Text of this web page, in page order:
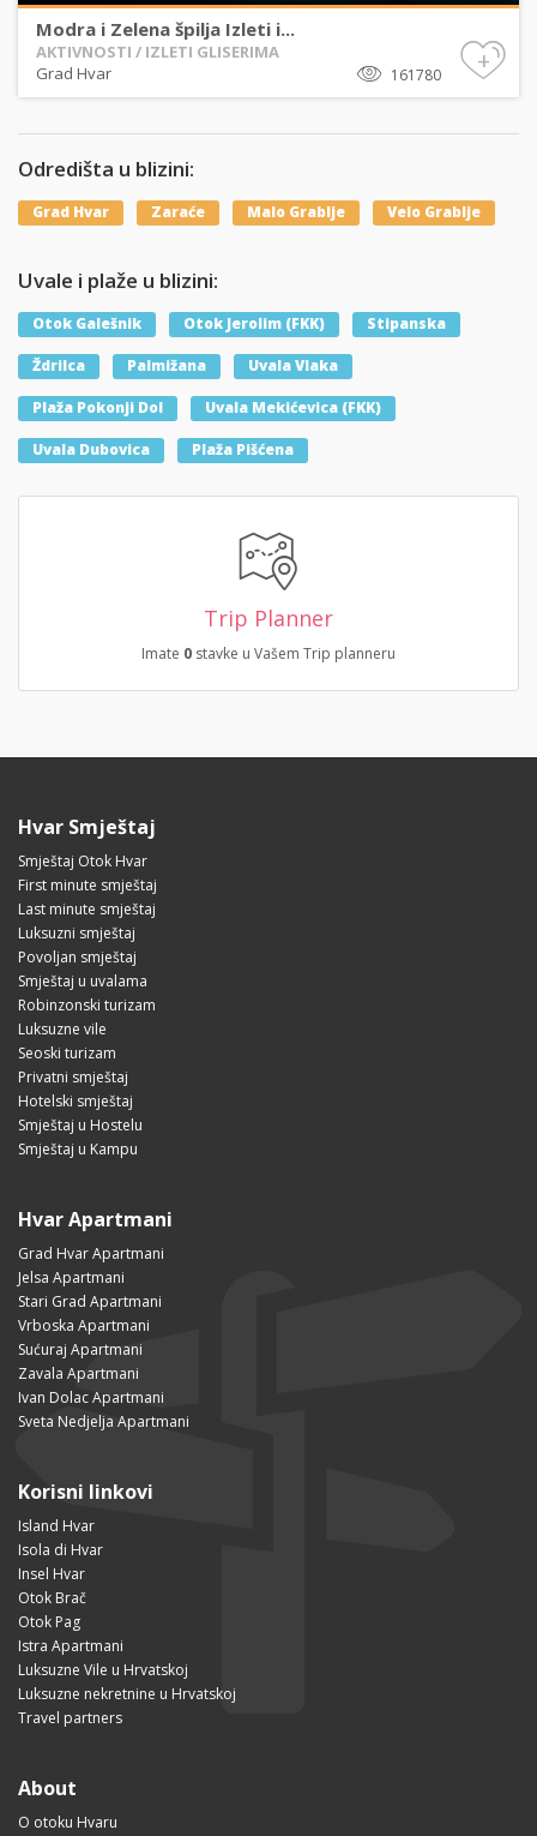
Modra i Zelena špilja Izleti i...
AKTIVNOSTI / IZLETI GLISERIMA
161780
Grad Hvar +
Odredišta u blizini:
Grad Hvar Zaraće Malo Grablje Velo Grablje
Uvale i plaže u blizini:
Otok Galešnik Otok Jerolim (FKK) Stipanska
Ždrilca Palmižana Uvala Vlaka
Plaža Pokonji Dol Uvala Mekićevica (FKK)
Uvala Dubovica Plaža Pišćena
Trip Planner
Imate 0 stavke u Vašem Trip planneru
Hvar Smještaj
Smještaj Otok Hvar
First minute smještaj
Last minute smještaj
Luksuzni smještaj
Povoljan smještaj
Smještaj u uvalama
Robinzonski turizam
Luksuzne vile
Seoski turizam
Privatni smještaj
Hotelski smještaj
Smještaj u Hostelu
Smještaj u Kampu
Hvar Apartmani
Grad Hvar Apartmani
Jelsa Apartmani
Stari Grad Apartmani
Vrboska Apartmani
Sućuraj Apartmani
Zavala Apartmani
Ivan Dolac Apartmani
Sveta Nedjelja Apartmani
Korisni linkovi
Island Hvar
Isola di Hvar
Insel Hvar
Otok Brač
Otok Pag
Istra Apartmani
Luksuzne Vile u Hrvatskoj
Luksuzne nekretnine u Hrvatskoj
Travel partners
About
O otoku Hvaru